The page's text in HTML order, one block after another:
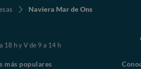
Naviera Mar de Ons
18 h y V de 9 a 14 h
más populares